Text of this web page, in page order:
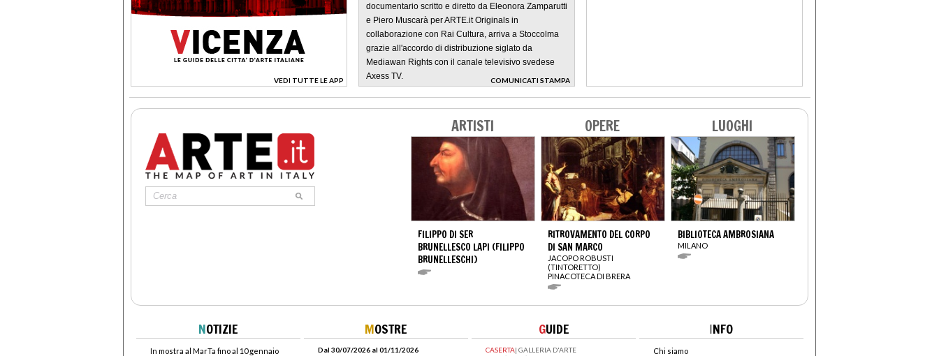
VEDI TUTTE LE APP
>
documentario scritto e diretto da Eleonora Zamparutti
e Piero Muscarà per ARTE.it Originals in
collaborazione con Rai Cultura, arriva a Stoccolma
grazie all'accordo di distribuzione siglato da
Mediawan Rights con il canale televisivo svedese
Axess TV.
COMUNICATI STAMPA
>
ARTISTI
FILIPPO DI SER
BRUNELLESCO LAPI (FILIPPO
BRUNELLESCHI)
OPERE
RITROVAMENTO DEL CORPO
DI SAN MARCO
JACOPO ROBUSTI
(TINTORETTO)
PINACOTECA DI BRERA
LUOGHI
BIBLIOTECA AMBROSIANA
MILANO
NOTIZIE
In mostra al MarTa fino al 10 gennaio
MOSTRE
Dal 30/07/2026 al 01/11/2026
GUIDE
CASERTA| GALLERIA D'ARTE
INFO
Chi siamo